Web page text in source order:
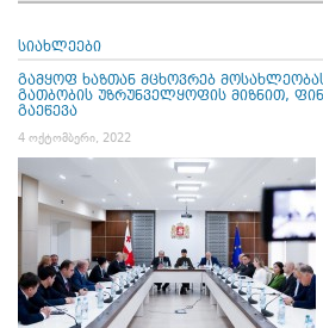
სიახლეები
გამყოფ ხაზთან მცხოვრებ
გათბობის უზრუნველყოფის მიზნით,
გაეწევა
4 ოქტომბერი, 2022